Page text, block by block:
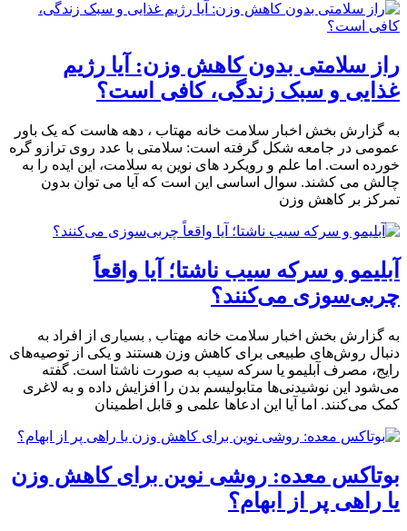
راز سلامتی بدون کاهش وزن: آیا رژیم
غذایی و سبک زندگی، کافی است؟
به گزارش بخش اخبار سلامت خانه مهتاب ، دهه هاست که یک باور
عمومی در جامعه شکل گرفته است: سلامتی با عدد روی ترازو گره
خورده است. اما علم و رویکرد های نوین به سلامت، این ایده را به
چالش می کشند. سوال اساسی این است که آیا می توان بدون
تمرکز بر کاهش وزن
آبلیمو و سرکه سیب ناشتا؛ آیا واقعاً
چربی‌سوزی می‌کنند؟
به گزارش بخش اخبار سلامت خانه مهتاب , بسیاری از افراد به
دنبال روش‌های طبیعی برای کاهش وزن هستند و یکی از توصیه‌های
رایج، مصرف آبلیمو یا سرکه سیب به صورت ناشتا است. گفته
می‌شود این نوشیدنی‌ها متابولیسم بدن را افزایش داده و به لاغری
کمک می‌کنند. اما آیا این ادعاها علمی و قابل اطمینان
بوتاکس معده: روشی نوین برای کاهش وزن
یا راهی پر از ابهام؟